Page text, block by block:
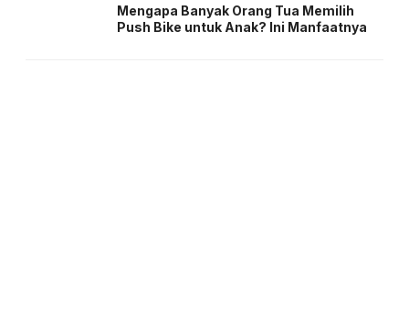
Mengapa Banyak Orang Tua Memilih
Push Bike untuk Anak? Ini Manfaatnya